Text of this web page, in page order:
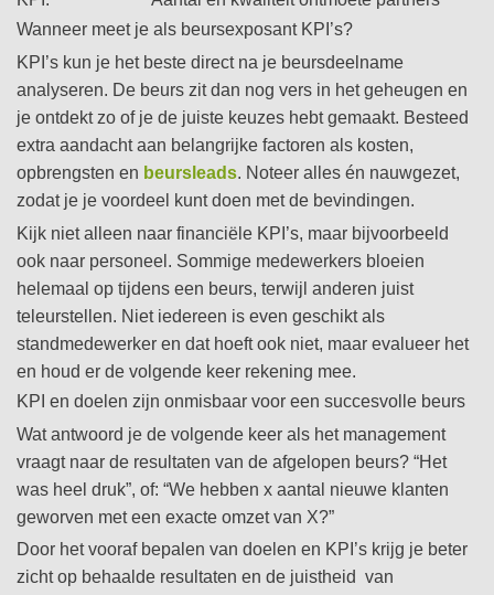
Wanneer meet je als beursexposant KPI’s?
KPI’s kun je het beste direct na je beursdeelname
analyseren. De beurs zit dan nog vers in het geheugen en
je ontdekt zo of je de juiste keuzes hebt gemaakt. Besteed
extra aandacht aan belangrijke factoren als kosten,
opbrengsten en beursleads. Noteer alles én nauwgezet,
zodat je je voordeel kunt doen met de bevindingen.
Kijk niet alleen naar financiële KPI’s, maar bijvoorbeeld
ook naar personeel. Sommige medewerkers bloeien
helemaal op tijdens een beurs, terwijl anderen juist
teleurstellen. Niet iedereen is even geschikt als
standmedewerker en dat hoeft ook niet, maar evalueer het
en houd er de volgende keer rekening mee.
KPI en doelen zijn onmisbaar voor een succesvolle beurs
Wat antwoord je de volgende keer als het management
vraagt naar de resultaten van de afgelopen beurs? “Het
was heel druk”, of: “We hebben x aantal nieuwe klanten
geworven met een exacte omzet van X?”
Door het vooraf bepalen van doelen en KPI’s krijg je beter
zicht op behaalde resultaten en de juistheid van